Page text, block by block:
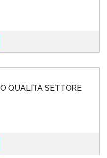
QUALITÀ SETTORE